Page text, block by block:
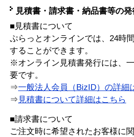
見積書・請求書・納品書等の
■見積書について
ぷらっとオンラインでは、24時
することができます。
※オンライン見積書発行には、
要です。
⇒一般法人会員（BizID）の詳細
⇒ 見積書について詳細はこちら
■請求書について
ご注文時に希望されたお客様に